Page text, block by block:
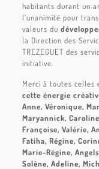
habitants durant un
l’unanimité pour
valeurs du
la Direction des
TREZEGUET des
initiative.
Merci à toutes celles
cette énergie
Anne, Véronique,
Maryannick,
Françoise, Valérie,
Fatiha, Régine,
Marie-Régine,
Solène, Adeline,